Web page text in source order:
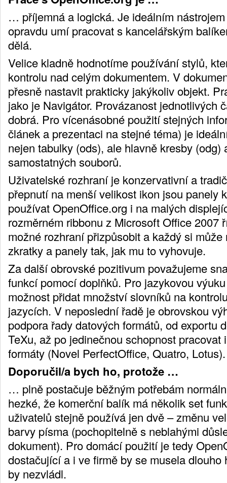
… příjemná a logická. Je ideálním
opravdu umí pracovat s kancelářským
dělá.
Velice kladně hodnotíme používání stylů,
kontrolu nad celým dokumentem. V
přesně nastavit prakticky jakýkoliv objekt.
jako je Navigátor. Provázanost jednotlivých
dobrá. Pro vícenásobné použití stejných
článek a prezentaci na stejné téma) je
nejen tabulky (ods), ale hlavně kresby (odg)
samostatných souborů.
Uživatelské rozhraní je konzervativní a
přepnutí na menší velikost ikon jsou panely
používat OpenOffice.org i na malých
rozměrném ribbonu z Microsoft Office 2007
možné rozhraní přizpůsobit a každý si
zkratky a panely tak, jak mu to vyhovuje.
Za další obrovské pozitivum považujeme
funkcí pomocí doplňků. Pro jazykovou
možnost přidat množství slovníků na
jazycích. V neposlední řadě je obrovskou
podpora řady datových formátů, od exportu
TeXu, až po jedinečnou schopnost pracovat
formáty (Novel PerfectOffice, Quatro, Lotus).
Doporučil/a bych ho, protože …
… plně postačuje běžným potřebám
hezké, že komerční balík má několik set
uživatelů stejně používá jen dvě – změnu
barvy písma (pochopitelně s neblahými
dokument). Pro domácí použití je tedy
dostačující a i ve firmě by se musela dlouho
by nezvládl.